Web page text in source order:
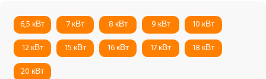
6,5 кВт 7 кВт 8 кВт 9 кВт
10 кВт
12 кВт
15 кВт 16 кВт 17 кВт
18 кВт
20 кВт